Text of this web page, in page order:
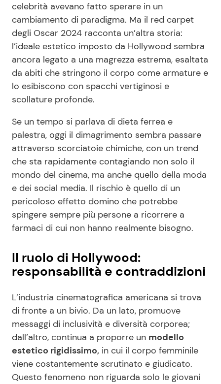
celebrità avevano fatto sperare in un
cambiamento di paradigma. Ma il red carpet
degli Oscar 2024 racconta un’altra storia:
l’ideale estetico imposto da Hollywood sembra
ancora legato a una magrezza estrema, esaltata
da abiti che stringono il corpo come armature e
lo esibiscono con spacchi vertiginosi e
scollature profonde.
Se un tempo si parlava di dieta ferrea e
palestra, oggi il dimagrimento sembra passare
attraverso scorciatoie chimiche, con un trend
che sta rapidamente contagiando non solo il
mondo del cinema, ma anche quello della moda
e dei social media. Il rischio è quello di un
pericoloso effetto domino che potrebbe
spingere sempre più persone a ricorrere a
farmaci di cui non hanno realmente bisogno.
Il ruolo di Hollywood:
responsabilità e contraddizioni
L’industria cinematografica americana si trova
di fronte a un bivio. Da un lato, promuove
messaggi di inclusività e diversità corporea;
dall’altro, continua a proporre un modello
estetico rigidissimo, in cui il corpo femminile
viene costantemente scrutinato e giudicato.
Questo fenomeno non riguarda solo le giovani